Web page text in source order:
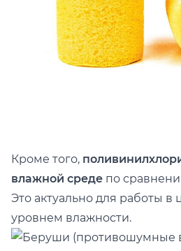
Кроме того,
влажной среде по
Это актуально для работы
уровнем влажности.